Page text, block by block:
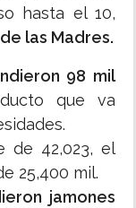
hasta el 10,
las Madres.
98 mil
que va
de 42,023, el
25,400 mil.
jamones